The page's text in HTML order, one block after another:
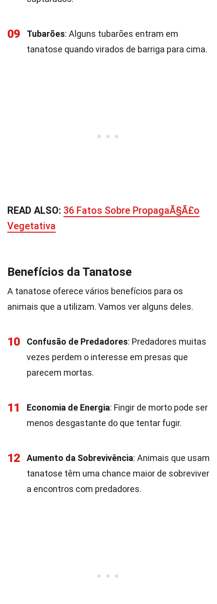
09 Tubarões: Alguns tubarões entram em
tanatose quando virados de barriga para cima.
READ ALSO: 36 Fatos Sobre PropagaÃ§Ã£o
Vegetativa
Benefícios da Tanatose
A tanatose oferece vários benefícios para os
animais que a utilizam. Vamos ver alguns deles.
10 Confusão de Predadores: Predadores muitas
vezes perdem o interesse em presas que
parecem mortas.
11 Economia de Energia: Fingir de morto pode ser
menos desgastante do que tentar fugir.
12 Aumento da Sobrevivência: Animais que usam
tanatose têm uma chance maior de sobreviver
a encontros com predadores.